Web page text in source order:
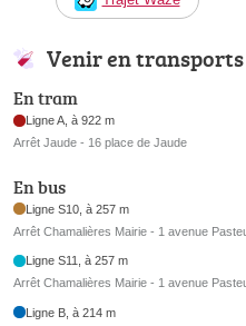
Venir en
En tram
Ligne A, à 922 m
Arrêt Jaude - 16 place de Jaude
En bus
Ligne S10, à 257 m
Arrêt Chamalières Mairie - 1 avenue
Ligne S11, à 257 m
Arrêt Chamalières Mairie - 1 avenue
Ligne B, à 214 m